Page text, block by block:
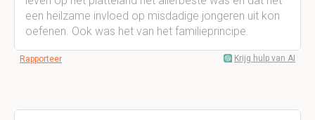
een heilzame invloed op misdadige jongeren uit kon
oefenen. Ook was het van het familieprincipe.
Rapporteer Krijg hulp van AI